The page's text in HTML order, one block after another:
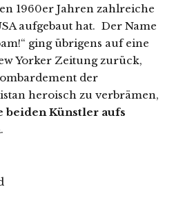
1960er Jahren zahlreiche
aufgebaut hat. Der Name
ging übrigens auf eine
Yorker Zeitung zurück,
der
heroisch zu verbrämen,
beiden Künstler aufs
.